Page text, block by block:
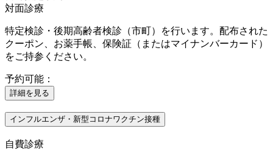
対面診療
特定検診・後期高齢者検診（市町）を行います。配布された
クーポン、お薬手帳、保険証（またはマイナンバーカード）
をご持参ください。
予約可能：
詳細を見る
インフルエンザ・新型コロナワクチン接種
自費診療